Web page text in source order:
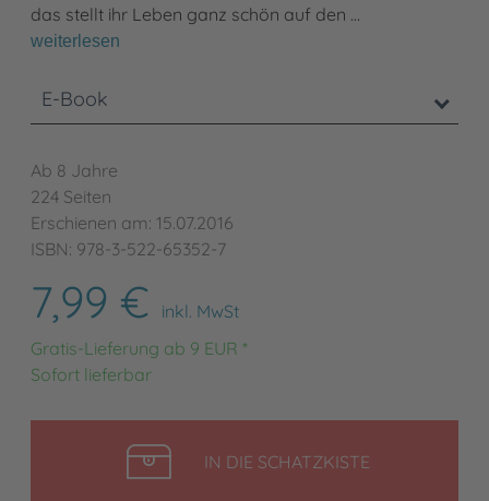
das stellt ihr Leben ganz schön auf den …
weiterlesen
E-Book
Ab 8 Jahre
224 Seiten
Erschienen am: 15.07.2016
ISBN: 978-3-522-65352-7
7,99 €
inkl. MwSt
Gratis-Lieferung ab 9 EUR *
Sofort lieferbar
IN DIE SCHATZKISTELEGEN